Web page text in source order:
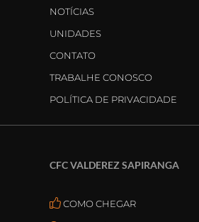
NOTÍCIAS
UNIDADES
CONTATO
TRABALHE CONOSCO
POLÍTICA DE PRIVACIDADE
CFC VALDEREZ SAPIRANGA
COMO CHEGAR